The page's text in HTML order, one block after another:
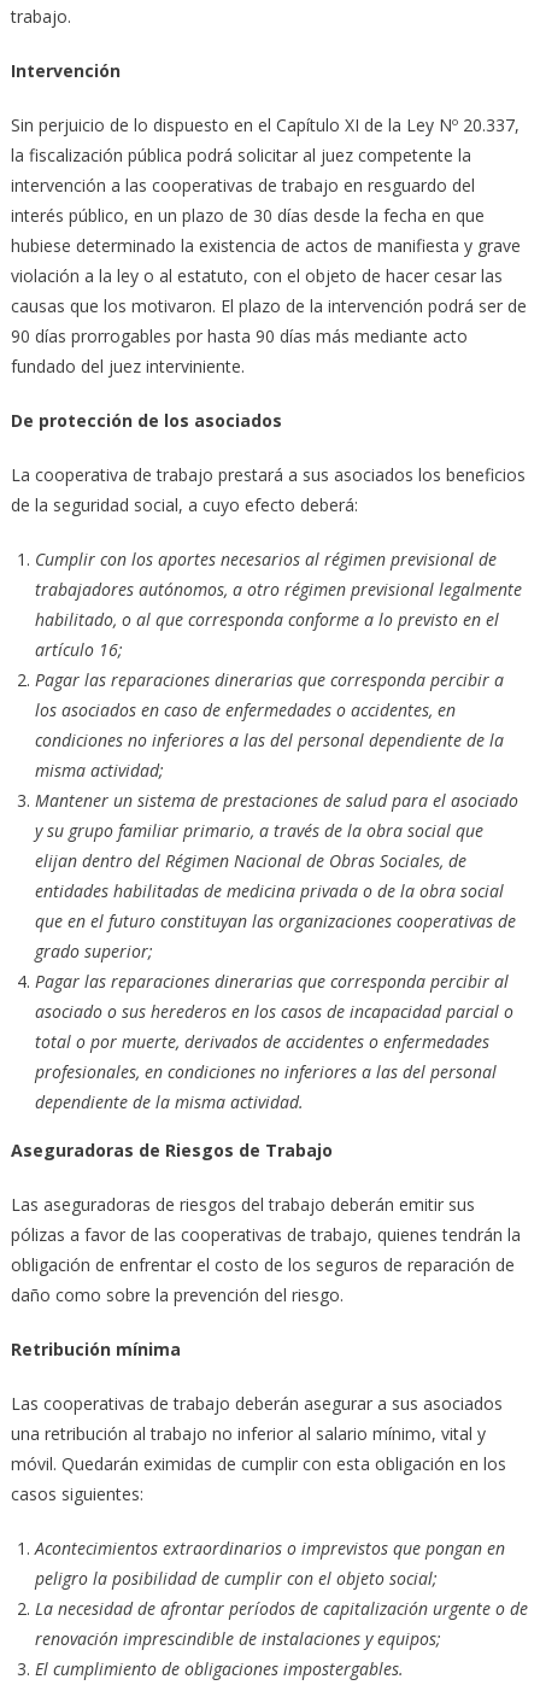
trabajo.
Intervención
Sin perjuicio de lo dispuesto en el Capítulo XI de la Ley Nº 20.337,
la fiscalización pública podrá solicitar al juez competente la
intervención a las cooperativas de trabajo en resguardo del
interés público, en un plazo de 30 días desde la fecha en que
hubiese determinado la existencia de actos de manifiesta y grave
violación a la ley o al estatuto, con el objeto de hacer cesar las
causas que los motivaron. El plazo de la intervención podrá ser de
90 días prorrogables por hasta 90 días más mediante acto
fundado del juez interviniente.
De protección de los asociados
La cooperativa de trabajo prestará a sus asociados los beneficios
de la seguridad social, a cuyo efecto deberá:
Cumplir con los aportes necesarios al régimen previsional de
trabajadores autónomos, a otro régimen previsional legalmente
habilitado, o al que corresponda conforme a lo previsto en el
artículo 16;
Pagar las reparaciones dinerarias que corresponda percibir a
los asociados en caso de enfermedades o accidentes, en
condiciones no inferiores a las del personal dependiente de la
misma actividad;
Mantener un sistema de prestaciones de salud para el asociado
y su grupo familiar primario, a través de la obra social que
elijan dentro del Régimen Nacional de Obras Sociales, de
entidades habilitadas de medicina privada o de la obra social
que en el futuro constituyan las organizaciones cooperativas de
grado superior;
Pagar las reparaciones dinerarias que corresponda percibir al
asociado o sus herederos en los casos de incapacidad parcial o
total o por muerte, derivados de accidentes o enfermedades
profesionales, en condiciones no inferiores a las del personal
dependiente de la misma actividad.
Aseguradoras de Riesgos de Trabajo
Las aseguradoras de riesgos del trabajo deberán emitir sus
pólizas a favor de las cooperativas de trabajo, quienes tendrán la
obligación de enfrentar el costo de los seguros de reparación de
daño como sobre la prevención del riesgo.
Retribución mínima
Las cooperativas de trabajo deberán asegurar a sus asociados
una retribución al trabajo no inferior al salario mínimo, vital y
móvil. Quedarán eximidas de cumplir con esta obligación en los
casos siguientes:
Acontecimientos extraordinarios o imprevistos que pongan en
peligro la posibilidad de cumplir con el objeto social;
La necesidad de afrontar períodos de capitalización urgente o de
renovación imprescindible de instalaciones y equipos;
El cumplimiento de obligaciones impostergables.